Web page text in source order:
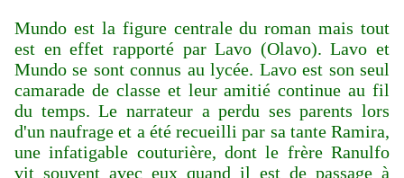
Mundo est la figure centrale du roman mais tout
est en effet rapporté par Lavo (Olavo). Lavo et
Mundo se sont connus au lycée. Lavo est son seul
camarade de classe et leur amitié continue au fil
du temps. Le narrateur a perdu ses parents lors
d'un naufrage et a été recueilli par sa tante Ramira,
une infatigable couturière, dont le frère Ranulfo
vit souvent avec eux quand il est de passage à